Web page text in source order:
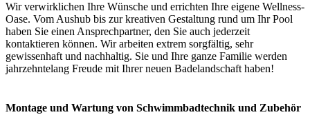
Wir verwirklichen Ihre Wünsche und errichten Ihre eigene Wellness-
Oase. Vom Aushub bis zur kreativen Gestaltung rund um Ihr Pool
haben Sie einen Ansprechpartner, den Sie auch jederzeit
kontaktieren können. Wir arbeiten extrem sorgfältig, sehr
gewissenhaft und nachhaltig. Sie und Ihre ganze Familie werden
jahrzehntelang Freude mit Ihrer neuen Badelandschaft haben!
Montage und Wartung von Schwimmbadtechnik und Zubehör